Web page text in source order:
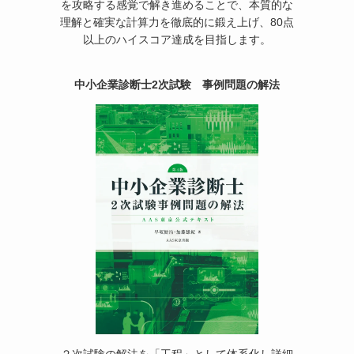
を攻略する感覚で解き進めることで、本質的な
理解と確実な計算力を徹底的に鍛え上げ、80点
以上のハイスコア達成を目指します。
中小企業診断士2次試験 事例問題の解法